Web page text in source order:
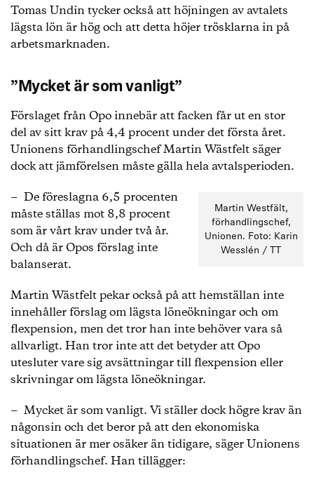
Tomas Undin tycker också att höjningen av avtalets
lägsta lön är hög och att detta höjer trösklarna in på
arbetsmarknaden.
”Mycket är som vanligt”
Förslaget från Opo innebär att facken får ut en stor
del av sitt krav på 4,4 procent under det första året.
Unionens förhandlingschef Martin Wästfelt säger
dock att jämförelsen måste gälla hela avtalsperioden.
Martin Westfält,
förhandlingschef,
Unionen. Foto: Karin
Wesslén / TT
− De föreslagna 6,5 procenten
måste ställas mot 8,8 procent
som är vårt krav under två år.
Och då är Opos förslag inte
balanserat.
Martin Wästfelt pekar också på att hemställan inte
innehåller förslag om lägsta löneökningar och om
flexpension, men det tror han inte behöver vara så
allvarligt. Han tror inte att det betyder att Opo
utesluter vare sig avsättningar till flexpension eller
skrivningar om lägsta löneökningar.
− Mycket är som vanligt. Vi ställer dock högre krav än
någonsin och det beror på att den ekonomiska
situationen är mer osäker än tidigare, säger Unionens
förhandlingschef. Han tillägger: